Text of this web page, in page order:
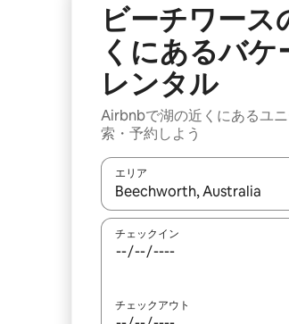
ビーチワース
くにあるバケ
レンタル
Airbnbで湖の近くにあるユ
索・予約しよう
エリア
検索結果が表示されたら、上
チェックイン
チェックアウト